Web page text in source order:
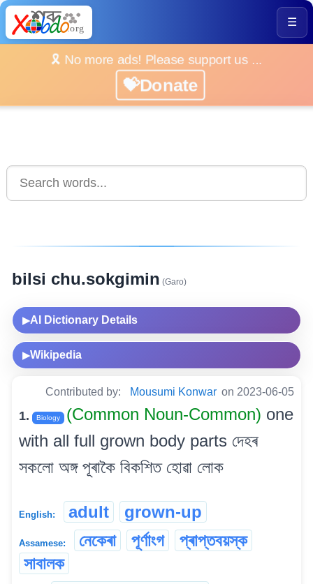
☰
🎗️ No more ads! Please support us ...
💝Donate
bilsi chu.sokgimin (Garo)
▶AI Dictionary Details
▶Wikipedia
Contributed by: Mousumi Konwar on 2023-06-05
1. Biology (Common Noun-Common) one
with all full grown body parts দেহৰ
সকলো অঙ্গ পূৰাকৈ বিকশিত হোৱা লোক
English: adult grown-up
Assamese: নেকেৰা পূৰ্ণাংগ
প্ৰাপ্তবয়স্ক
সাবালক